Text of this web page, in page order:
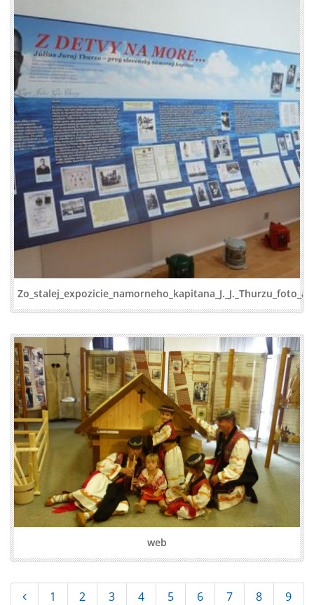
web
1 2 3 4 5 6 7 8
9